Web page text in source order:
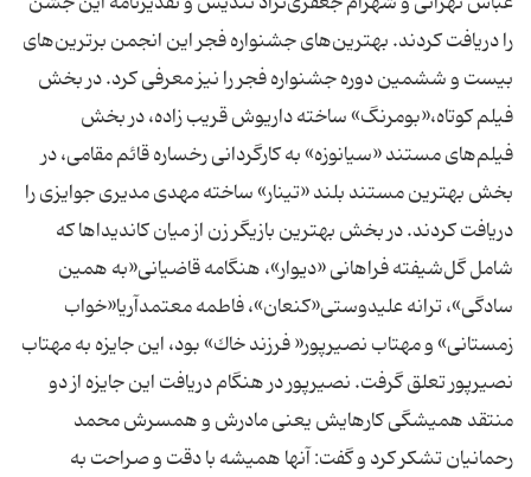
را دریافت كردند. بهترین‌های جشنواره فجر این انجمن برترین‌های
بیست و ششمین دوره جشنواره فجر را نیز معرفی كرد. در بخش
فیلم كوتاه،«بومرنگ» ساخته داریوش قریب زاده، در بخش
فیلم‌های مستند «سیانوزه» به كارگردانی رخساره قائم مقامی، در
بخش بهترین مستند بلند «تینار» ساخته مهدی مدیری جوایزی را
دریافت كردند. در بخش بهترین بازیگر زن از میان كاندیداها كه
شامل گل‌شیفته فراهانی «دیوار»، هنگامه قاضیانی«به همین
سادگی»، ترانه علیدوستی«كنعان»، فاطمه معتمد‌آریا«خواب
زمستانی» و مهتاب نصیر‌پور« فرزند خاك» بود، این جایزه به مهتاب
نصیر‌پور تعلق گرفت. نصیر‌پور در هنگام دریافت این جایزه از دو
منتقد همیشگی كارهایش یعنی مادرش و همسرش محمد
رحمانیان تشكر كرد و گفت: آنها همیشه با دقت و صراحت به